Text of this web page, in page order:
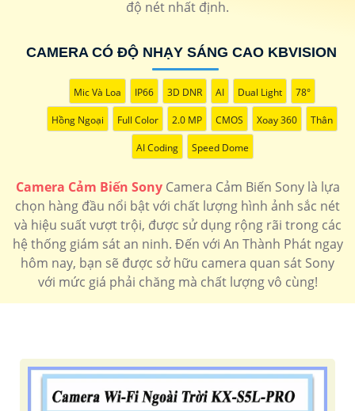
độ nét nhất định.
CAMERA CÓ ĐỘ NHẠY SÁNG CAO KBVISION
Mic Và Loa IP66 3D DNR AI Dual Light 78°
Hồng Ngoại Full Color 2.0 MP CMOS Xoay 360 Thân
AI Coding Speed Dome
Camera Cảm Biến SonyCamera Cảm Biến Sony là lựa
chọn hàng đầu nổi bật với chất lượng hình ảnh sắc nét
và hiệu suất vượt trội, được sử dụng rộng rãi trong các
hệ thống giám sát an ninh. Đến với An Thành Phát ngay
hôm nay, bạn sẽ được sở hữu camera quan sát Sony
với mức giá phải chăng mà chất lượng vô cùng!